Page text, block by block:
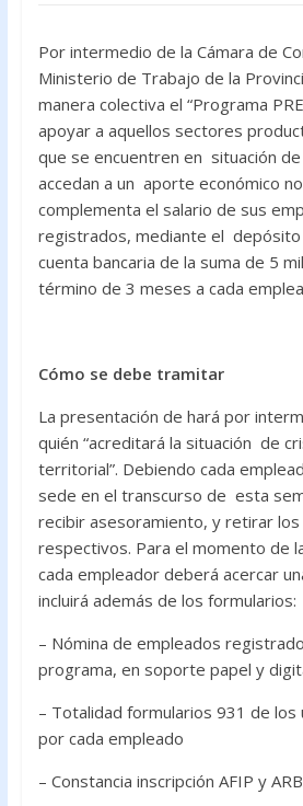
Por intermedio de la Cámara de
Ministerio de Trabajo de la
manera colectiva el “Programa
apoyar a aquellos sectores
que se encuentren en situación
accedan a un aporte económico
complementa el salario de sus
registrados, mediante el depósito
cuenta bancaria de la suma de 5
término de 3 meses a cada
Cómo se debe tramitar
La presentación de hará por
quién “acreditará la situación de
territorial”. Debiendo cada
sede en el transcurso de esta
recibir asesoramiento, y retirar
respectivos. Para el momento de
cada empleador deberá acercar
incluirá además de los formularios:
– Nómina de empleados
programa, en soporte papel y
– Totalidad formularios 931 de
por cada empleado
– Constancia inscripción AFIP y